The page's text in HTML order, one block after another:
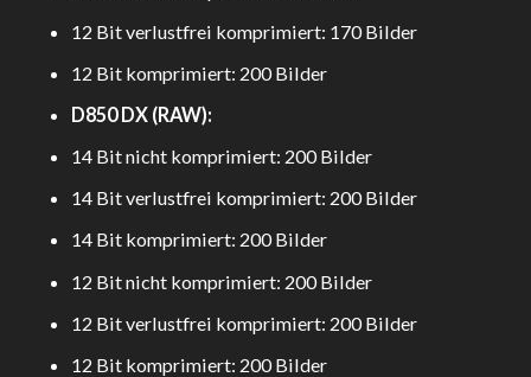
12 Bit verlustfrei komprimiert: 170 Bilder
12 Bit komprimiert: 200 Bilder
D850 DX (RAW):
14 Bit nicht komprimiert: 200 Bilder
14 Bit verlustfrei komprimiert: 200 Bilder
14 Bit komprimiert: 200 Bilder
12 Bit nicht komprimiert: 200 Bilder
12 Bit verlustfrei komprimiert: 200 Bilder
12 Bit komprimiert: 200 Bilder